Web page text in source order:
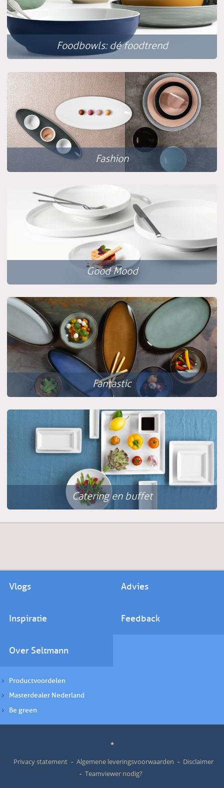
Foodbowls: dé foodtrend
Fashion
Good Mood
Fantastic
Catering en buffet
Vlogs Advies
Inspiratie Feedback
Over Seltmann
Productvoordelen
Masterdealer Nederland
Be green
*
Privacy statement
Algemene leveringsvoorwaarden
Disclaimer
Teamviewer nodig?